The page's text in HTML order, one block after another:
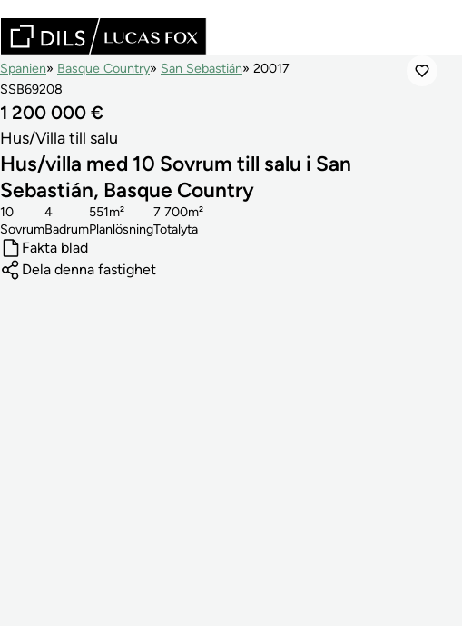
Spanien Basque Country San Sebastián
20017
SSB69208
1 200 000 €
Hus/Villa till salu
Hus/villa med 10 Sovrum till salu i San
Sebastián, Basque Country
Sovrum
10
Badrum
4
Planlösning
551m²
Totalyta
7 700m²
Fakta blad
Dela denna fastighet